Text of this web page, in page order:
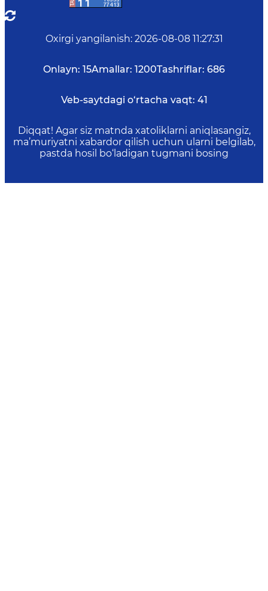
Oxirgi yangilanish: 2026-08-08 11:27:31
Onlayn: 15Amallar: 1200Tashriflar: 686
Veb-saytdagi o‘rtacha vaqt: 41
Diqqat! Agar siz matnda xatoliklarni aniqlasangiz,
ma’muriyatni xabardor qilish uchun ularni belgilab,
pastda hosil bo‘ladigan tugmani bosing